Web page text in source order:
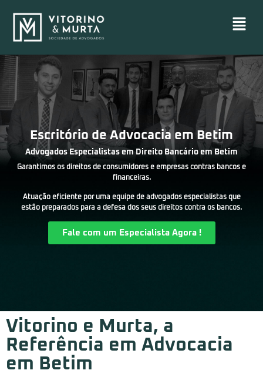
Escritório de Advocacia em Betim
Advogados Especialistas em Direito Bancário em Betim
Garantimos os direitos de consumidores e empresas contras bancos e
financeiras.
Atuação eficiente por uma equipe de advogados especialistas que
estão preparados para a defesa dos seus direitos contra os bancos.
Fale com um Especialista Agora !
Vitorino e Murta, a
Referência em Advocacia
em Betim